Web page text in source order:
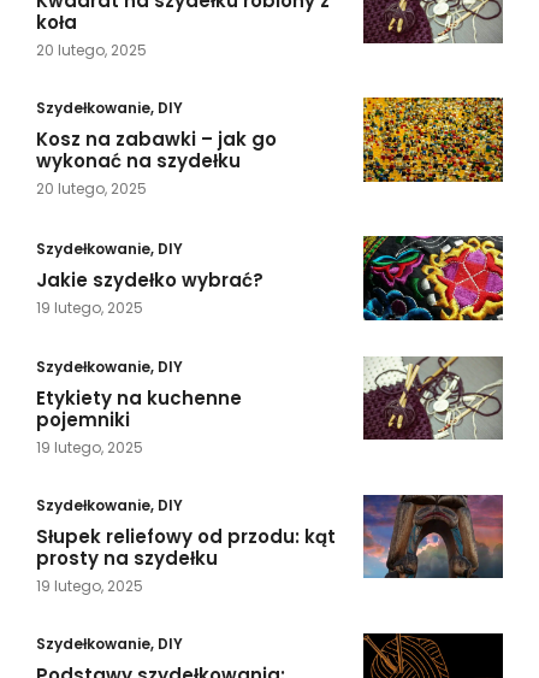
koła
20 lutego, 2025
Szydełkowanie, DIY
Kosz na zabawki – jak go
wykonać na szydełku
20 lutego, 2025
Szydełkowanie, DIY
Jakie szydełko wybrać?
19 lutego, 2025
Szydełkowanie, DIY
Etykiety na kuchenne
pojemniki
19 lutego, 2025
Szydełkowanie, DIY
Słupek reliefowy od przodu: kąt
prosty na szydełku
19 lutego, 2025
Szydełkowanie, DIY